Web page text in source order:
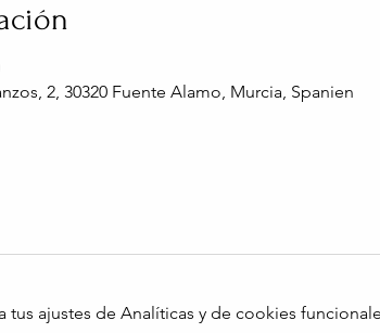
2, 30320 Fuente Alamo, Murcia, Spanien
ajustes de Analíticas y de cookies